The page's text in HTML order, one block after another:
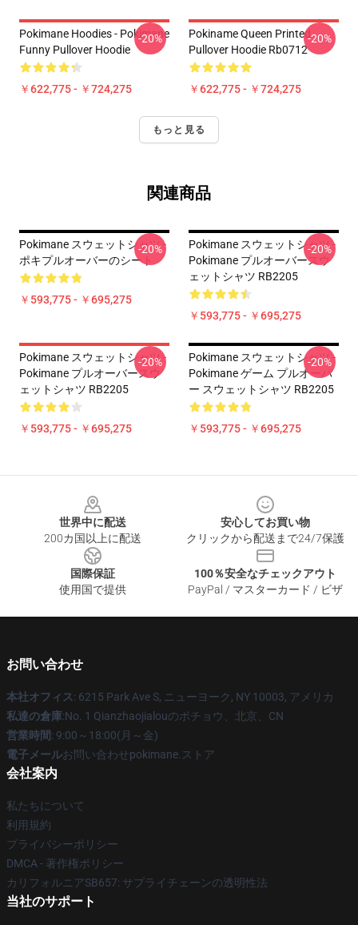
Pokimane Hoodies - Pokimane
Funny Pullover Hoodie
￥622,775 - ￥724,275
-20%
Pokiname Queen Printed
Pullover Hoodie Rb0712
￥622,775 - ￥724,275
-20%
もっと見る
関連商品
Pokimane スウェットシャツ -
ポキプルオーバーのシート
￥593,775 - ￥695,275
-20%
Pokimane スウェットシャツ -
Pokimane プルオーバースウ
ェットシャツ RB2205
￥593,775 - ￥695,275
-20%
Pokimane スウェットシャツ -
Pokimane プルオーバースウ
ェットシャツ RB2205
￥593,775 - ￥695,275
-20%
Pokimane スウェットシャツ -
Pokimane ゲーム プルオーバ
ー スウェットシャツ RB2205
￥593,775 - ￥695,275
-20%
世界中に配送
200カ国以上に配送
安心してお買い物
クリックから配送まで24/7保護
国際保証
使用国で提供
100％安全なチェックアウト
PayPal / マスターカード / ビザ
お問い合わせ
本社オフィス: 6215 Park Ave S, ニューヨーク, NY 10003, アメリカ
私達の倉庫:No. 1 Qianzhaojialouのボチョウ、北京、CN
営業時間: 9:00～18:00(月～金)
電子メールお問い合わせpokimane.ストア
会社案内
私たちについて
利用規約
プライバシーポリシー
DMCA - 著作権ポリシー
カリフォルニアSB657: サプライチェーンの透明性法
当社のサポート